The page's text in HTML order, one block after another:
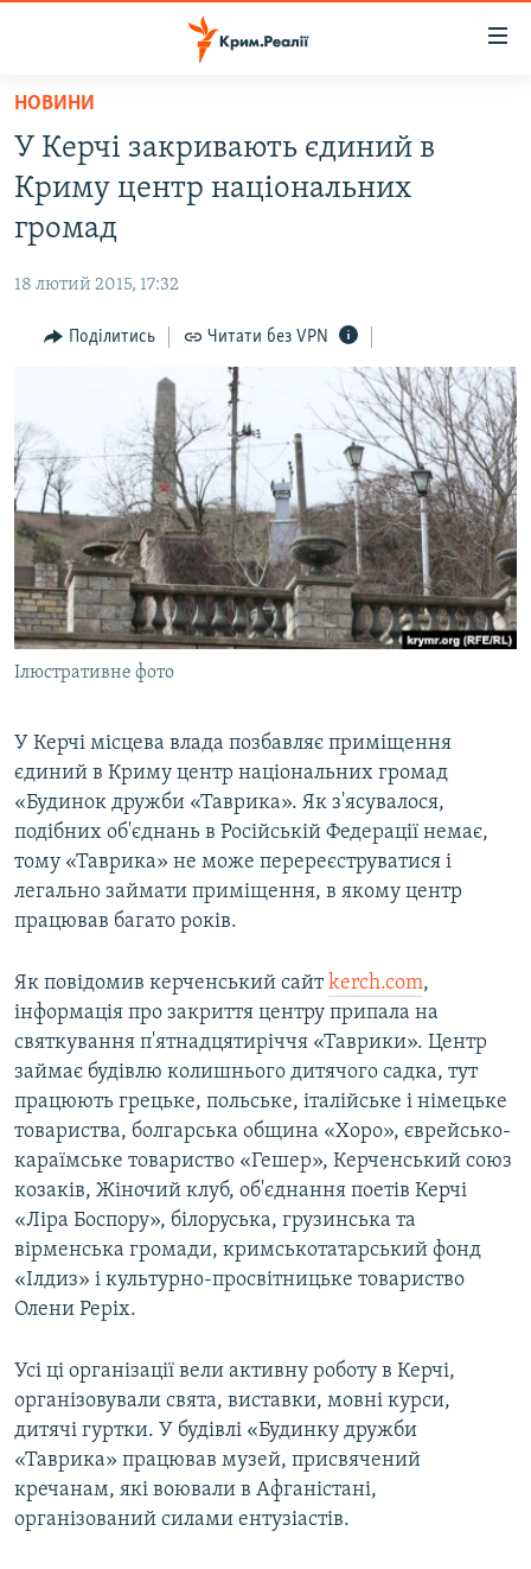
Перейти
основного
матеріалу
Перейти
до
основної
Перейти
ВОДА.КРИМ
ВІДЕО ТА ФОТО
БЛОГИ
ПОГЛЯД
ВСЕ ЗА ДЕНЬ
СПЕЦПРОЕКТИ
ДЕПОРТАЦІЯ
ВІДЕОУРОКИ «ELIFBE»
СВІДЧЕННЯ ОКУПАЦІЇ
УКРАЇНСЬКА ПРОБЛЕМА КРИМУ
ІНФОГРАФІКА
ЯК ОБІЙТИ БЛОКУВАННЯ
Русский
Qırımtatar
ДОЛУЧАЙСЯ!
Усі сайти RFE/RL
НОВИНИ
У Керчі закривають єдиний в
Криму центр національних
громад
18 лютий 2015, 17:32
Поділитись Читати без VPN
Ілюстративне фото
У Керчі місцева влада позбавляє приміщення
єдиний в Криму центр національних громад
«Будинок дружби «Таврика». Як з'ясувалося,
подібних об'єднань в Російській Федерації немає,
тому «Таврика» не може перереєструватися і
легально займати приміщення, в якому центр
працював багато років.
Як повідомив керченський сайтkerch.com,
інформація про закриття центру припала на
святкування п'ятнадцятиріччя «Таврики». Центр
займає будівлю колишнього дитячого садка, тут
працюють грецьке, польське, італійське і німецьке
товариства, болгарська община «Хоро», єврейсько-
караїмське товариство «Гешер», Керченський союз
козаків, Жіночий клуб, об'єднання поетів Керчі
«Ліра Боспору», білоруська, грузинська та
вірменська громади, кримськотатарський фонд
«Ілдиз» і культурно-просвітницьке товариство
Олени Реріх.
Усі ці організації вели активну роботу в Керчі,
організовували свята, виставки, мовні курси,
дитячі гуртки. У будівлі «Будинку дружби
«Таврика» працював музей, присвячений
кречанам, які воювали в Афганістані,
організований силами ентузіастів.